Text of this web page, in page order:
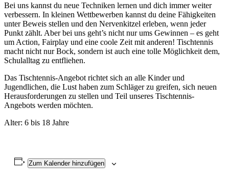
Bei uns kannst du neue Techniken lernen und dich immer weiter
verbessern. In kleinen Wettbewerben kannst du deine Fähigkeiten
unter Beweis stellen und den Nervenkitzel erleben, wenn jeder
Punkt zählt. Aber bei uns geht’s nicht nur ums Gewinnen – es geht
um Action, Fairplay und eine coole Zeit mit anderen! Tischtennis
macht nicht nur Bock, sondern ist auch eine tolle Möglichkeit dem,
Schulalltag zu entfliehen.
Das Tischtennis-Angebot richtet sich an alle Kinder und
Jugendlichen, die Lust haben zum Schläger zu greifen, sich neuen
Herausforderungen zu stellen und Teil unseres Tischtennis-
Angebots werden möchten.
Alter: 6 bis 18 Jahre
Zum Kalender hinzufügen